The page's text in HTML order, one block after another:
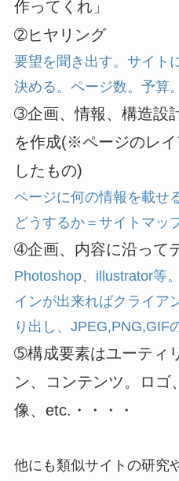
作ってくれ」
➁ヒヤリング
要望を聞き出す。サイト
決める。ページ数。予算
➂企画、情報、構造設
を作成(※ページのレ
したもの)
ページに何の情報を載せ
どうするか＝サイトマッ
➃企画、内容に沿って
Photoshop、illustrator等
インが出来ればクライア
り出し、JPEG,PNG,GIF
➄構成要素はユーティ
ン、コンテンツ。ロゴ
像、etc.・・・・
他にも類似サイトの研究